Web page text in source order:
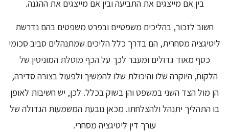
בין אם מייצגים את התביעה ובין אם מייצגים את ההגנה.
חשוב לזכור, בהליכים משפטיים ובפרט משפטים בהם נדרשת
ליטיגציה מסחרית, הם בדרך כלל הליכים שמתנהלים סביב סכומי
כסף מאוד גדולים ומעבר לכך על הכף מוטלת המוניטין של
הלקוח, היוקרה שלו והיכולת שלו להמשיך ולפעול בצורה סדירה,
הן מול הצד השני במשפט והן בשוק בכלל. לכן, יש חשיבות לאופן
בו התהליך יתנהל ולהצלחתו. מכאן נובעת המשמעות הגדולה של
עורך דין ליטיגציה מסחרי.